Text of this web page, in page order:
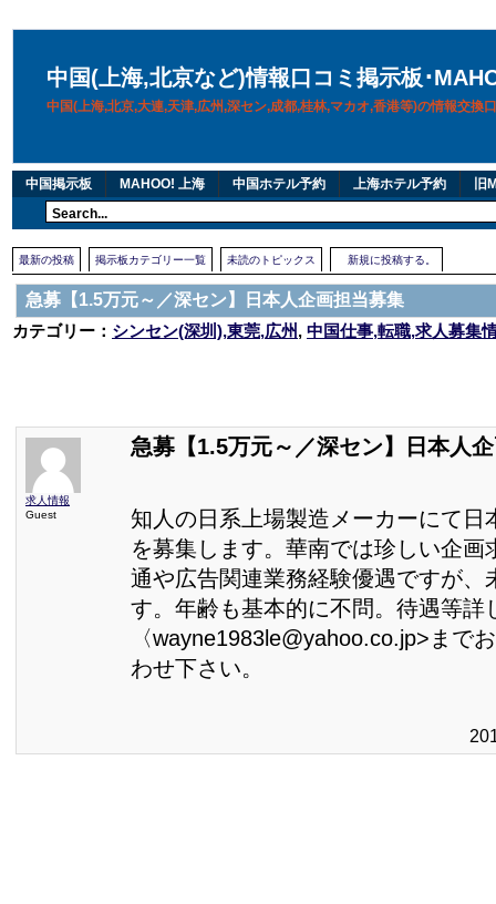
中国(上海,北京など)情報口コミ掲示板･
中国(上海,北京,大連,天津,広州,深セン,成都,桂林,マカオ,香港等)の情報交換
中国掲示板 MAHOO! 上海 中国ホテル予約 上海ホテル予約 旧
最新の投稿 掲示板カテゴリー一覧 未読のトピックス 新規に投稿する。
急募【1.5万元～／深セン】日本人企画担当募集
カテゴリー： シンセン(深圳),東莞,広州, 中国仕事,転職,求人募集
求人情報
Guest
急募【1.5万元～／深セン】日本人
知人の日系上場製造メーカーにて日
を募集します。華南では珍しい企画
通や広告関連業務経験優遇ですが、
す。年齢も基本的に不問。待遇等詳
〈wayne1983le@yahoo.co.jp>まで
わせ下さい。